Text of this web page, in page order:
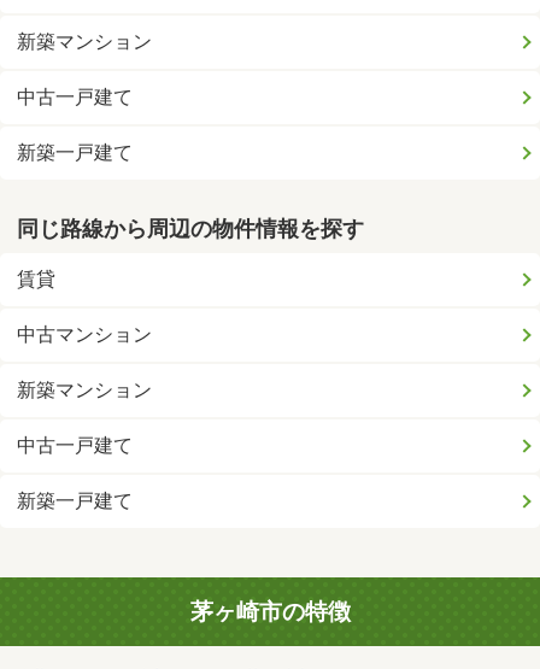
新築マンション
中古一戸建て
新築一戸建て
同じ路線から周辺の物件情報を探す
賃貸
中古マンション
新築マンション
中古一戸建て
新築一戸建て
茅ヶ崎市の特徴